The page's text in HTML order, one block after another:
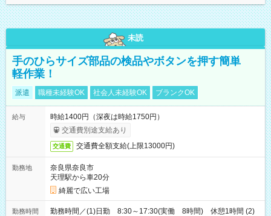
未読
手のひらサイズ部品の検品やボタンを押す簡単
軽作業！
派遣 職種未経験OK 社会人未経験OK ブランクOK
給与
時給1400円（深夜は時給1750円）
交通費別途支給あり
交通費 交通費全額支給(上限13000円)
勤務地
奈良県奈良市
天理駅から車20分
綺麗で広い工場
勤務時間
勤務時間／(1)日勤 8:30～17:30(実働 8時間) 休憩1時間 (2)